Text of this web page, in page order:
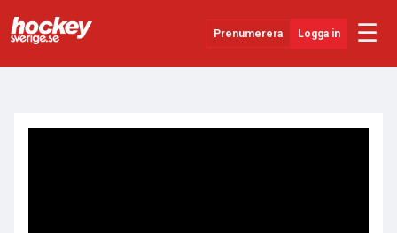
Prenumerera Logga in ☰